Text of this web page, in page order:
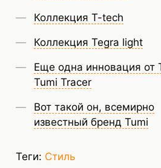
Коллекция T-tech
Коллекция Tegra light
Еще одна инновация от
Tumi Tracer
Вот такой он, всемирно
известный бренд Tumi
Теги: Стиль